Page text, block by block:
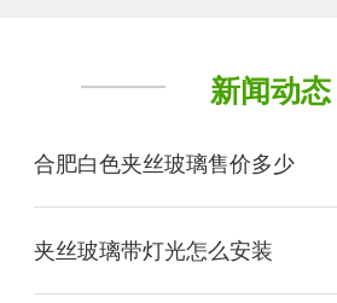
新闻动态
合肥白色夹丝玻璃售价多少
夹丝玻璃带灯光怎么安装